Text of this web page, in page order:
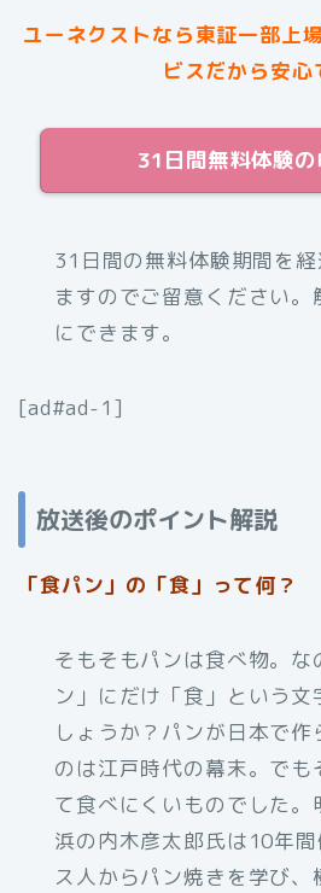
ユーネクストなら東証一部上
ビスだから安心
31日間無料体験
31日間の無料体験期間を
ますのでご留意ください
にできます。
[ad#ad-1]
放送後のポイント解説
「食パン」の「食」って何？
そもそもパンは食べ物。な
ン」にだけ「食」という
しょうか？パンが日本で
のは江戸時代の幕末。でも
て食べにくいものでした
浜の内木彦太郎氏は10年
ス人からパン焼きを学び、